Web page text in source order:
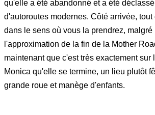
qu'elle a été abandonné et a été
d'autoroutes modernes. Côté arrivée,
dans le sens où vous la prendrez,
l'approximation de la fin de la Mother
maintenant que c'est très exactement sur
Monica qu'elle se termine, un lieu plutôt
grande roue et manège d'enfants.